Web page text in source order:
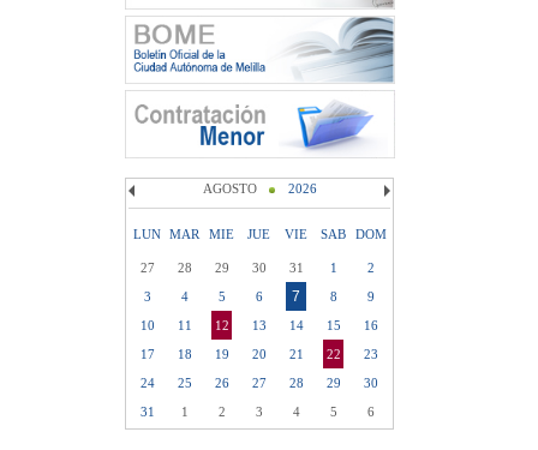
AGOSTO 2026
LUN MAR MIE JUE VIE SAB DOM
27 28 29 30 31 1
2
3
4 5 6 7 8
9
10
11 12 13 14 15
16
17
18 19 20 21 22
23
24
25 26 27 28 29
30
31
1 2 3 4 5 6